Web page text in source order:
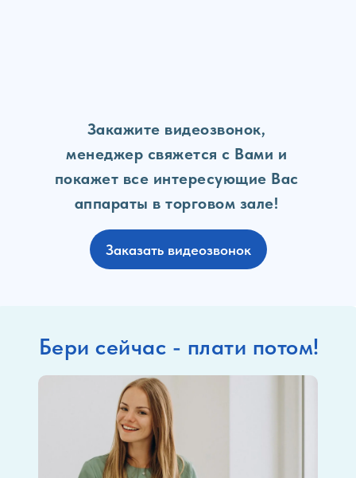
Закажите видеозвонок,
менеджер свяжется с Вами и
покажет все интересующие Вас
аппараты в торговом зале!
Заказать видеозвонок
Бери сейчас - плати потом!